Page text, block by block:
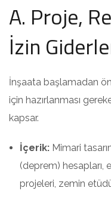
A. Proje,
İzin
İnşaata başlamadan
için hazırlanması
kapsar.
İçerik: Mimari
(deprem) hesapları,
projeleri, zemin